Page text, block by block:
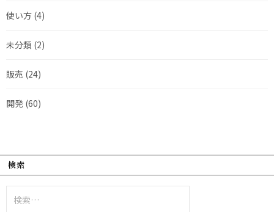
使い方 (4)
未分類 (2)
販売 (24)
開発 (60)
検索
索: